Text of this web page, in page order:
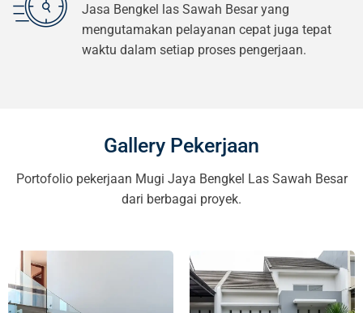
Jasa Bengkel las Sawah Besar yang
mengutamakan pelayanan cepat juga tepat
waktu dalam setiap proses pengerjaan.
Gallery Pekerjaan
Portofolio pekerjaan Mugi Jaya Bengkel Las Sawah Besar
dari berbagai proyek.